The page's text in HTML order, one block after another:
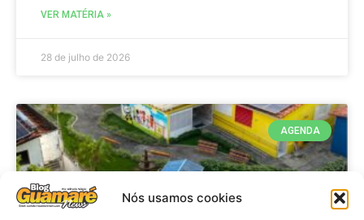
Nós usamos cookies
VER MATÉRIA »
28 de julho de 2026
AGENDA